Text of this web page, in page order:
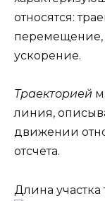
относятся:
перемещение,
ускорение.
Траекторией
линия,
движении
отсчета.
Длина